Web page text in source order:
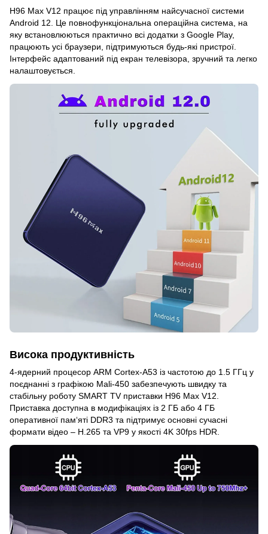
H96 Max V12 працює під управлінням найсучасної системи
Android 12. Це повнофункціональна операційна система, на
яку встановлюються практично всі додатки з Google Play,
працюють усі браузери, підтримуються будь-які пристрої.
Інтерфейс адаптований під екран телевізора, зручний та легко
налаштовується.
Висока продуктивність
4-ядерний процесор ARM Cortex-A53 із частотою до 1.5 ГГц у
поєднанні з графікою Mali-450 забезпечують швидку та
стабільну роботу SMART TV приставки H96 Max V12.
Приставка доступна в модифікаціях із 2 ГБ або 4 ГБ
оперативної пам‘яті DDR3 та підтримує основні сучасні
формати відео – H.265 та VP9 у якості 4K 30fps HDR.